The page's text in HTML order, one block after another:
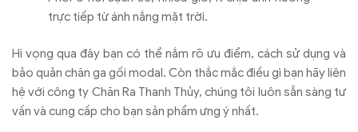
trực tiếp từ ánh nắng mặt trời.
Hi vọng qua đây bạn có thể nắm rõ ưu điểm, cách sử dụng và
bảo quản chăn ga gối modal. Còn thắc mắc điều gì bạn hãy liên
hệ với công ty Chăn Ra Thanh Thủy, chúng tôi luôn sẵn sàng tư
vấn và cung cấp cho bạn sản phẩm ưng ý nhất.